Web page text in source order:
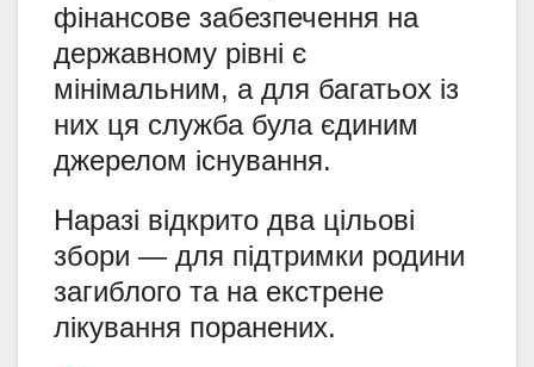
фінансове забезпечення на
державному рівні є
мінімальним, а для багатьох із
них ця служба була єдиним
джерелом існування.
Наразі відкрито два цільові
збори — для підтримки родини
загиблого та на екстрене
лікування поранених.